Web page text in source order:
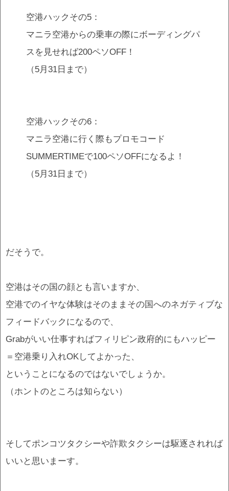
空港ハックその5：
マニラ空港からの乗車の際にボーディングパ
スを見せれば200ペソOFF！
（5月31日まで）
空港ハックその6：
マニラ空港に行く際もプロモコード
SUMMERTIMEで100ペソOFFになるよ！
（5月31日まで）
だそうで。
空港はその国の顔とも言いますか、
空港でのイヤな体験はそのままその国へのネガティブな
フィードバックになるので、
Grabがいい仕事すればフィリピン政府的にもハッピー
＝空港乗り入れOKしてよかった、
ということになるのではないでしょうか。
（ホントのところは知らない）
そしてポンコツタクシーや詐欺タクシーは駆逐されれば
いいと思いまーす。